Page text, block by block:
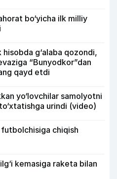
bo‘yicha ilk milliy
g‘alaba qozondi,
“Bunyodkor”dan
qayd etdi
yo‘lovchilar samolyotni
urindi (video)
chiqish
kemasiga raketa bilan